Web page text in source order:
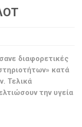
διαφορετικές
κατά
Τελικά
την υγεία